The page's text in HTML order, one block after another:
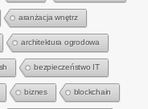
aranżacja wnętrz
architektura ogrodowa
bezpieczeństwo IT
biznes blockchain